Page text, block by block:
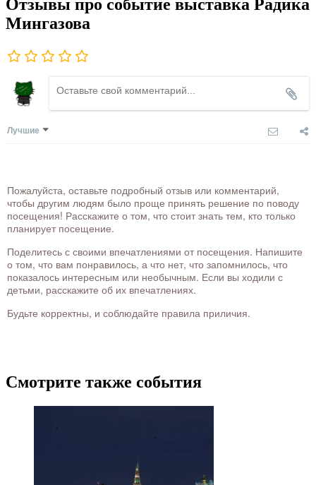
Отзывы про событие выставка Радика
Мингазова
Лучшие
Пожалуйста, оставьте подробный отзыв или комментарий,
чтобы другим людям было проще принять решение по поводу
посещения! Расскажите о том, что стоит знать тем, кто только
планирует посещение.
Поделитесь с своими впечатлениями от посещения. Напишите
о том, что вам понравилось, а что нет, что запомнилось, что
показалось интересным или необычным. Если вы ходили с
детьми, расскажите об их впечатлениях.
Будьте корректны, и соблюдайте правила приличия.
Смотрите также события